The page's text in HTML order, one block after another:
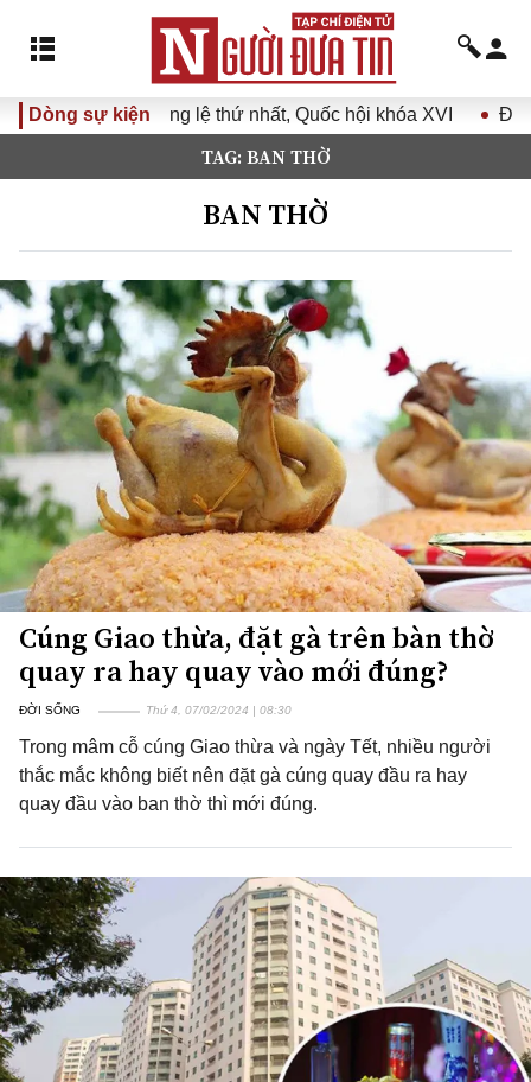
Dòng sự kiện
nhất, Quốc hội khóa XVI Đưa Nghị quyết Đại hội
TAG: BAN THỜ
BAN THỜ
Cúng Giao thừa, đặt gà trên bàn thờ
quay ra hay quay vào mới đúng?
ĐỜI SỐNG Thứ 4, 07/02/2024 | 08:30
Trong mâm cỗ cúng Giao thừa và ngày Tết, nhiều người
thắc mắc không biết nên đặt gà cúng quay đầu ra hay
quay đầu vào ban thờ thì mới đúng.